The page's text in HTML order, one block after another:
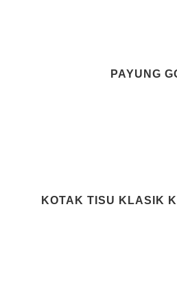
PAYUNG
KOTAK TISU KLASIK